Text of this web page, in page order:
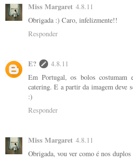
Miss Margaret 4.8.11
Obrigada :) Caro, infelizmente!!
Responder
E?
4.8.11
Em Portugal, os bolos costumam
catering. E a partir da imagem deve
:)
Responder
Miss Margaret 4.8.11
Obrigada, vou ver como é nos duplos